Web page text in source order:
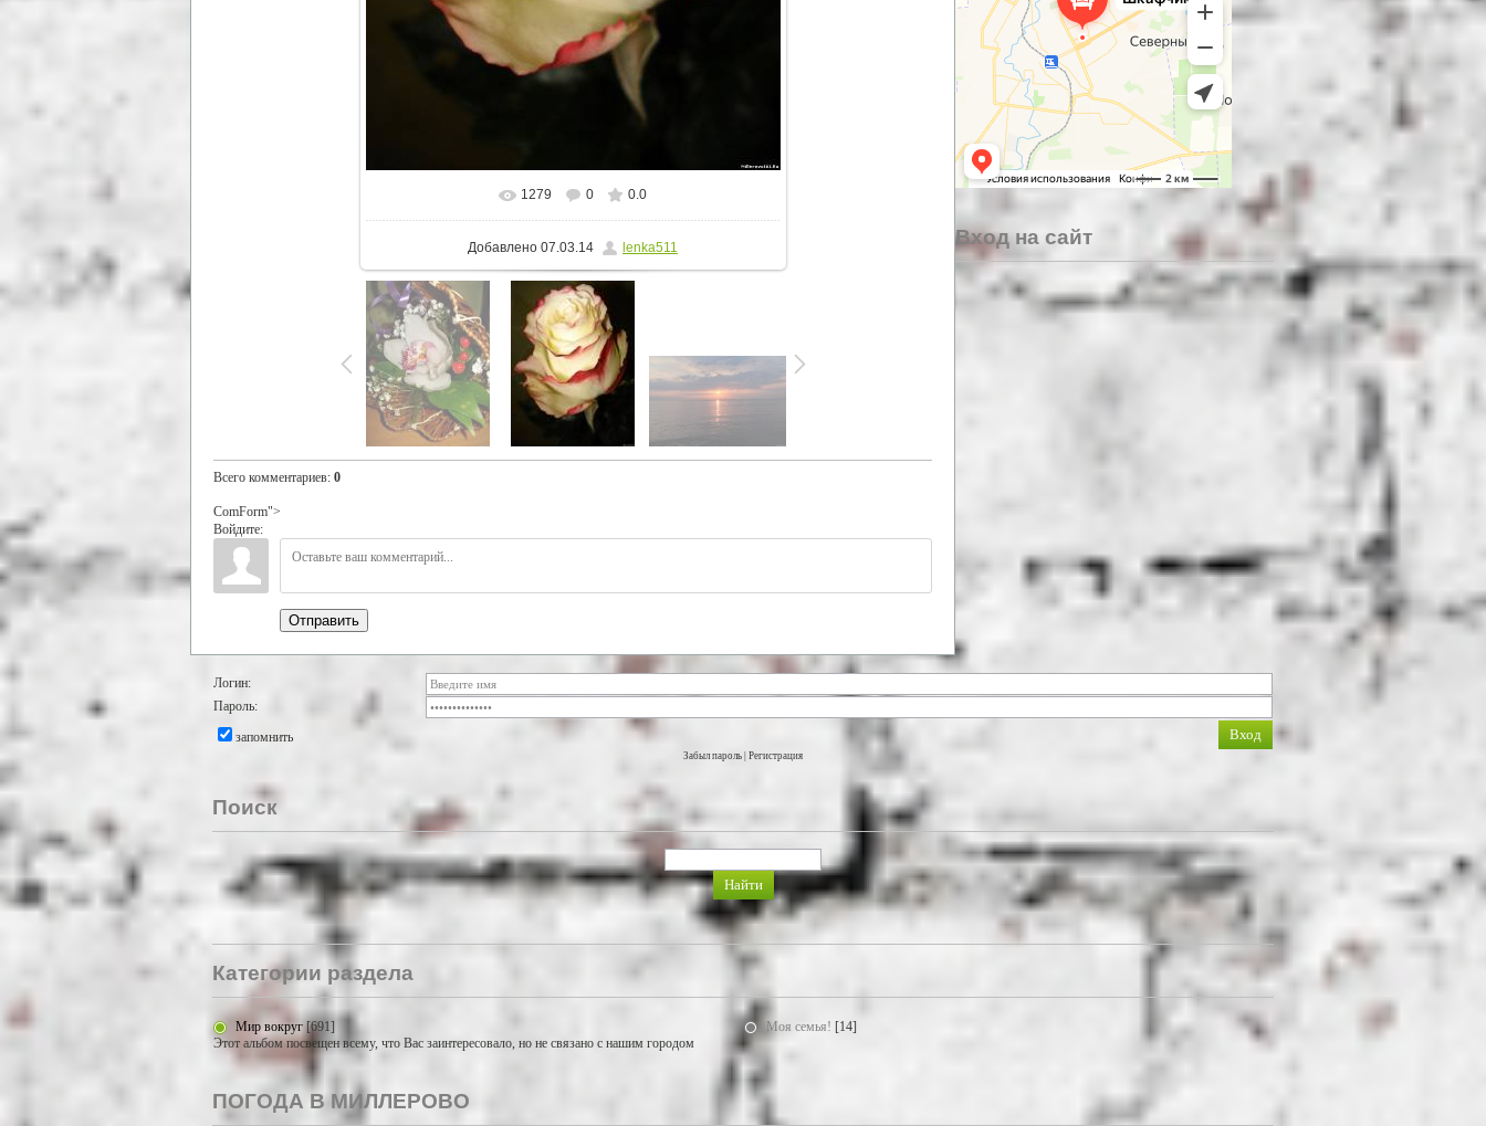
В реальном размере 1125x1500
1279 0 0.0
Добавлено 07.03.14 lenka511
Всего комментариев: 0
ComForm">
Войдите:
Отправить
Вход на сайт
Логин:
Пароль:
запомнить
Забыл пароль Регистрация
Поиск
Категории раздела
Мир вокруг [691]
Этот альбом посвещен всему, что Вас заинтересовало, но не связано с нашим городом
Моя семья! [14]
ПОГОДА В МИЛЛЕРОВО